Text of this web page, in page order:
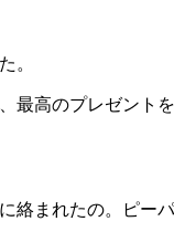
。
高のプレゼント
まれたの。ピー